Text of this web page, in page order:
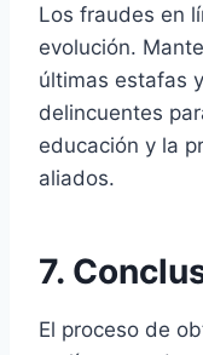
Los fraudes en
evolución.
últimas estafas
delincuentes
educación y la
aliados.
7.
El proceso de